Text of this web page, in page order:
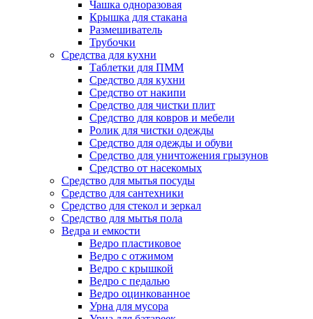
Чашка одноразовая
Крышка для стакана
Размешиватель
Трубочки
Средства для кухни
Таблетки для ПММ
Средство для кухни
Средство от накипи
Средство для чистки плит
Средство для ковров и мебели
Ролик для чистки одежды
Средство для одежды и обуви
Средство для уничтожения грызунов
Средство от насекомых
Средство для мытья посуды
Средство для сантехники
Средство для стекол и зеркал
Средство для мытья пола
Ведра и емкости
Ведро пластиковое
Ведро с отжимом
Ведро с крышкой
Ведро с педалью
Ведро оцинкованное
Урна для мусора